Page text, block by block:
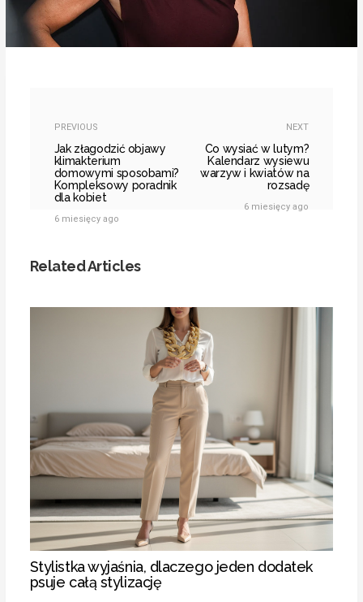
PREVIOUS
Jak złagodzić objawy
klimakterium
domowymi sposobami?
Kompleksowy poradnik
dla kobiet
6 miesięcy ago
NEXT
Co wysiać w lutym?
Kalendarz wysiewu
warzyw i kwiatów na
rozsadę
6 miesięcy ago
Related Articles
Stylistka wyjaśnia, dlaczego jeden dodatek
psuje całą stylizację